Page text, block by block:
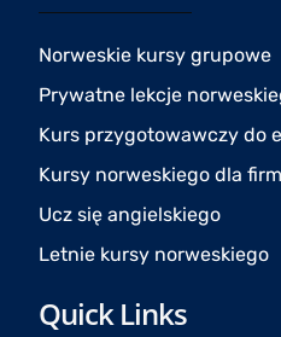
o
o
g
r
a
m
e
Norweskie kursy grupowe
Prywatne lekcje
Kurs przygotowawczy do
Kursy norweskiego dla firm
Ucz się angielskiego
Letnie kursy norweskiego
Quick Links